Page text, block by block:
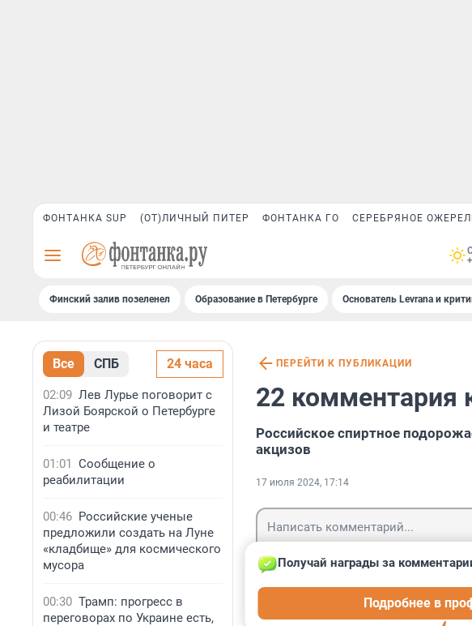
ФОНТАНКА SUP (ОТ)ЛИЧНЫЙ ПИТЕР ФОНТАНКА ГО СЕРЕБРЯНОЕ
Финский залив позеленел Образование в Петербурге Основатель Levrana и
Все СПБ 24 часа
02:09 Лев Лурье поговорит с
Лизой Боярской о Петербурге
и театре
01:01 Сообщение о
реабилитации
00:46 Российские ученые
предложили создать на Луне
«кладбище» для космического
мусора
00:30 Трамп: прогресс в
переговорах по Украине есть,
ПЕРЕЙТИ К ПУБЛИКАЦИИ
22 комментария
Российское спиртное
акцизов
17 июля 2024, 17:14
Получай награды за
Подробнее в